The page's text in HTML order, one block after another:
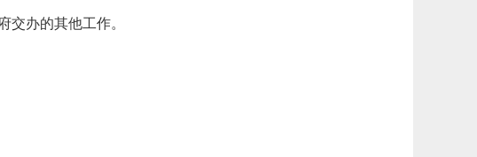
交办的其他工作。